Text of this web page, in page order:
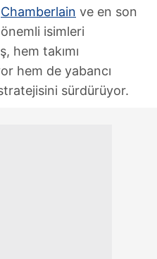
Chamberlain ve en son
isimleri
hem takımı
hem de yabancı
sürdürüyor.